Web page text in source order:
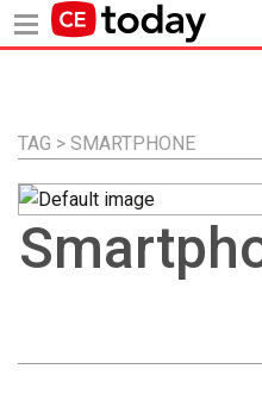
Inhalt
TAG > SMARTPHONE